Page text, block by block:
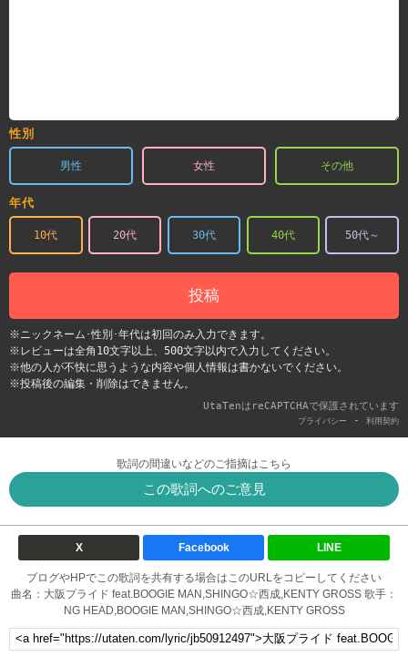
性別
男性 女性 その他
年代
10代 20代 30代 40代 50代～
投稿
※ニックネーム･性別･年代は初回のみ入力できます。
※レビューは全角10文字以上、500文字以内で入力してください。
※他の人が不快に思うような内容や個人情報は書かないでください。
※投稿後の編集・削除はできません。
UtaTenはreCAPTCHAで保護されています
プライバシー - 利用契約
歌詞の間違いなどのご指摘はこちら
この歌詞へのご意見
X Facebook LINE
ブログやHPでこの歌詞を共有する場合はこのURLをコピーしてください
曲名：大阪プライド feat.BOOGIE MAN,SHINGO☆西成,KENTY GROSS 歌手：
NG HEAD,BOOGIE MAN,SHINGO☆西成,KENTY GROSS